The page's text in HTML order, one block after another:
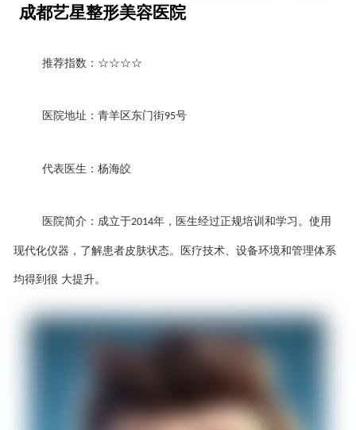
成都艺星整形美容医院
推荐指数： ☆☆☆☆
医院地址：青羊区东门街95号
代表医生：杨海皎
医院简介：成立于2014年，医生经过正规培训和学习。使用
现代化仪器，了解患者皮肤状态。医疗技术、设备环境和管理体系
均得到很 大提升。